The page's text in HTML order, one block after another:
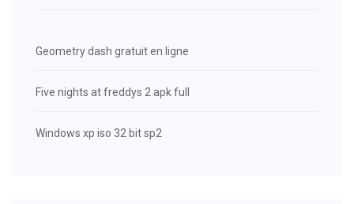
Geometry dash gratuit en ligne
Five nights at freddys 2 apk full
Windows xp iso 32 bit sp2